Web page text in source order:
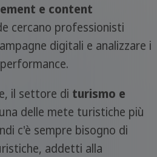
e content
cercano professionisti
digitali e analizzare i
il settore di turismo e
delle mete turistiche più
c'è sempre bisogno di
addetti alla